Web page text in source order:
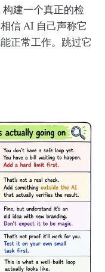
构建一个真正的检
信 AI 自己声称它
正常工作。跳过它